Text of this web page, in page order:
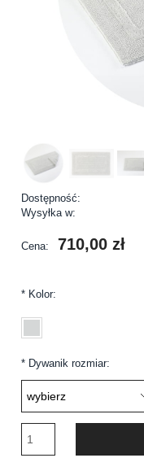
Dostępność:
Wysyłka w:
Cena: 710,00 zł
* Kolor:
* Dywanik rozmiar: